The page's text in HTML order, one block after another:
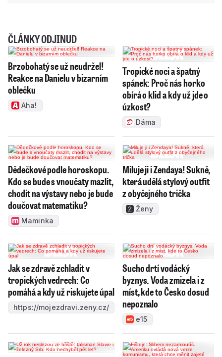
ČLÁNKY ODJINUD
Brzobohatý se už neudržel!
Reakce na Danielu v bizarním
oblečku
Aha!
Tropické noci a špatný
spánek: Proč nás horko
obírá o klid a kdy už jde o
úzkost?
Dáma
Dědečkové podle horoskopu.
Kdo se bude s vnoučaty mazlit,
chodit na výstavy nebo je bude
doučovat matematiku?
Maminka
Miluje ji i Zendaya! Sukně,
která udělá stylový outfit
z obyčejného trička
Ženy
Jak se zdravě zchladit v
tropických vedrech: Co
pomáhá a kdy už riskujete úpal
https://mojezdravi.zeny.cz/
Sucho drtí vodácký
byznys. Voda zmizela i z
míst, kde to Česko dosud
nepoznalo
e15